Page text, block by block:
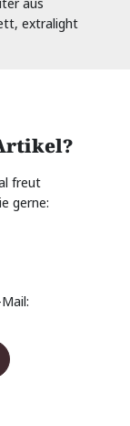
extralight
freut
gerne: